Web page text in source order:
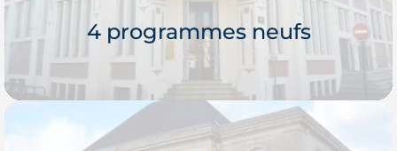
4 programmes neufs